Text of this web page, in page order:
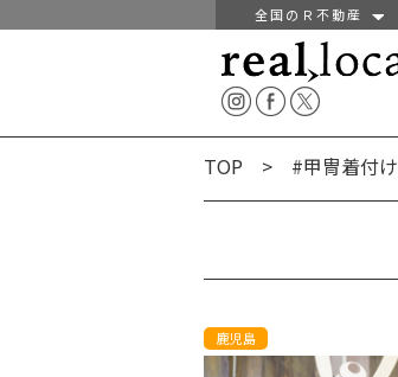
全国のＲ不動産
TOP > #甲冑着付け
鹿児島